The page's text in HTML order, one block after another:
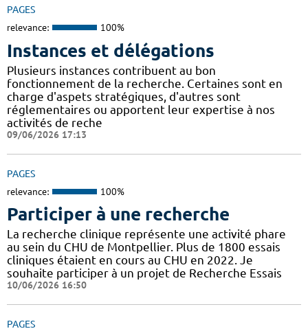
PAGES
relevance: 100%
Instances et délégations
Plusieurs instances contribuent au bon
fonctionnement de la recherche. Certaines sont en
charge d'aspets stratégiques, d'autres sont
réglementaires ou apportent leur expertise à nos
activités de reche
09/06/2026 17:13
PAGES
relevance: 100%
Participer à une recherche
La recherche clinique représente une activité phare
au sein du CHU de Montpellier. Plus de 1800 essais
cliniques étaient en cours au CHU en 2022. Je
souhaite participer à un projet de Recherche Essais
10/06/2026 16:50
PAGES